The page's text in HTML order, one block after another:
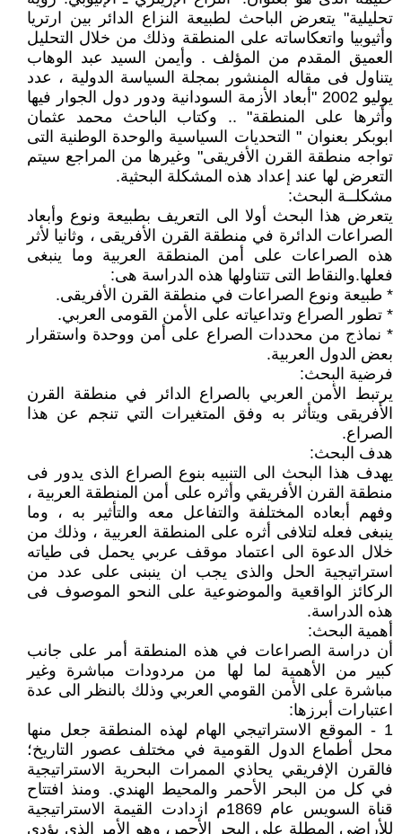
تحليلية" يتعرض الباحث لطبيعة النزاع الدائر بين ارتريا
وأثيوبيا واتعكاساته على المنطقة وذلك من خلال التحليل
العميق المقدم من المؤلف . وأيمن السيد عبد الوهاب
يتناول فى مقاله المنشور بمجلة السياسة الدولية ، عدد
يوليو 2002 "أبعاد الأزمة السودانية ودور دول الجوار فيها
وأثرها على المنطقة" .. وكتاب الباحث محمد عثمان
ابوبكر بعنوان " التحديات السياسية والوحدة الوطنية التى
تواجه منطقة القرن الأفريقى" وغيرها من المراجع سيتم
التعرض لها عند إعداد هذه المشكلة البحثية.
مشكلــة البحث:
يتعرض هذا البحث أولا الى التعريف بطبيعة ونوع وأبعاد
الصراعات الدائرة في منطقة القرن الأفريقى ، وثانيا لأثر
هذه الصراعات على أمن المنطقة العربية وما ينبغى
فعلها.والنقاط التى تتناولها هذه الدراسة هى:
* طبيعة ونوع الصراعات في منطقة القرن الأفريقى.
* تطور الصراع وتداعياته على الأمن القومى العربي.
* نماذج من محددات الصراع على أمن ووحدة واستقرار
بعض الدول العربية.
فرضية البحث:
يرتبط الأمن العربي بالصراع الدائر في منطقة القرن
الأفريقى ويتأثر به وفق المتغيرات التي تنجم عن هذا
الصراع.
هدف البحث:
يهدف هذا البحث الى التنبيه بنوع الصراع الذى يدور فى
منطقة القرن الأفريقي وأثره على أمن المنطقة العربية ،
وفهم أبعاده المختلفة والتفاعل معه والتأثير به ، وما
ينبغى فعله لتلافى أثره على المنطقة العربية ، وذلك من
خلال الدعوة الى اعتماد موقف عربي يحمل فى طياته
استراتيجية الحل والذى يجب ان ينبنى على عدد من
الركائز الواقعية والموضوعية على النحو الموصوف فى
هذه الدراسة.
أهمية البحث:
أن دراسة الصراعات في هذه المنطقة أمر على جانب
كبير من الأهمية لما لها من مردودات مباشرة وغير
مباشرة على الأمن القومي العربي وذلك بالنظر الى عدة
اعتبارات أبرزها:
1 - الموقع الاستراتيجي الهام لهذه المنطقة جعل منها
محل أطماع الدول القومية في مختلف عصور التاريخ؛
فالقرن الإفريقي يحاذي الممرات البحرية الاستراتيجية
في كل من البحر الأحمر والمحيط الهندي. ومنذ افتتاح
قناة السويس عام 1869م ازدادت القيمة الاستراتيجية
للأراضي المطلة على البحر الأحمر، وهو الأمر الذي يؤدي